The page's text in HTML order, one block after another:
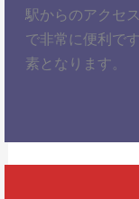
駅からのアクセ
で非常に便利で
素となります。